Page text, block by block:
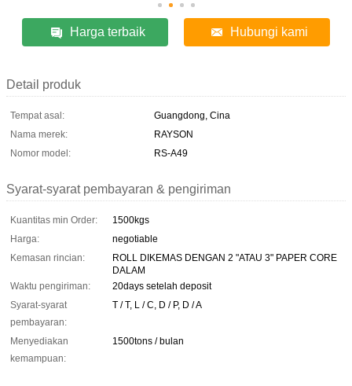
Harga terbaik Hubungi kami
Detail produk
Tempat asal:
Guangdong, Cina
Nama merek:
RAYSON
Nomor model:
RS-A49
Syarat-syarat pembayaran & pengiriman
Kuantitas min Order:
1500kgs
Harga:
negotiable
Kemasan rincian:
ROLL DIKEMAS DENGAN 2 "ATAU 3" PAPER CORE
DALAM
Waktu pengiriman:
20days setelah deposit
Syarat-syarat
pembayaran:
T / T, L / C, D / P, D / A
Menyediakan
kemampuan:
1500tons / bulan